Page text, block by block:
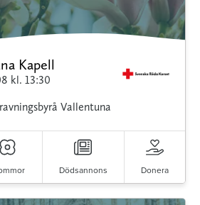
Kapell
kl. 13:30
Vallentuna
Dödsannons Donera